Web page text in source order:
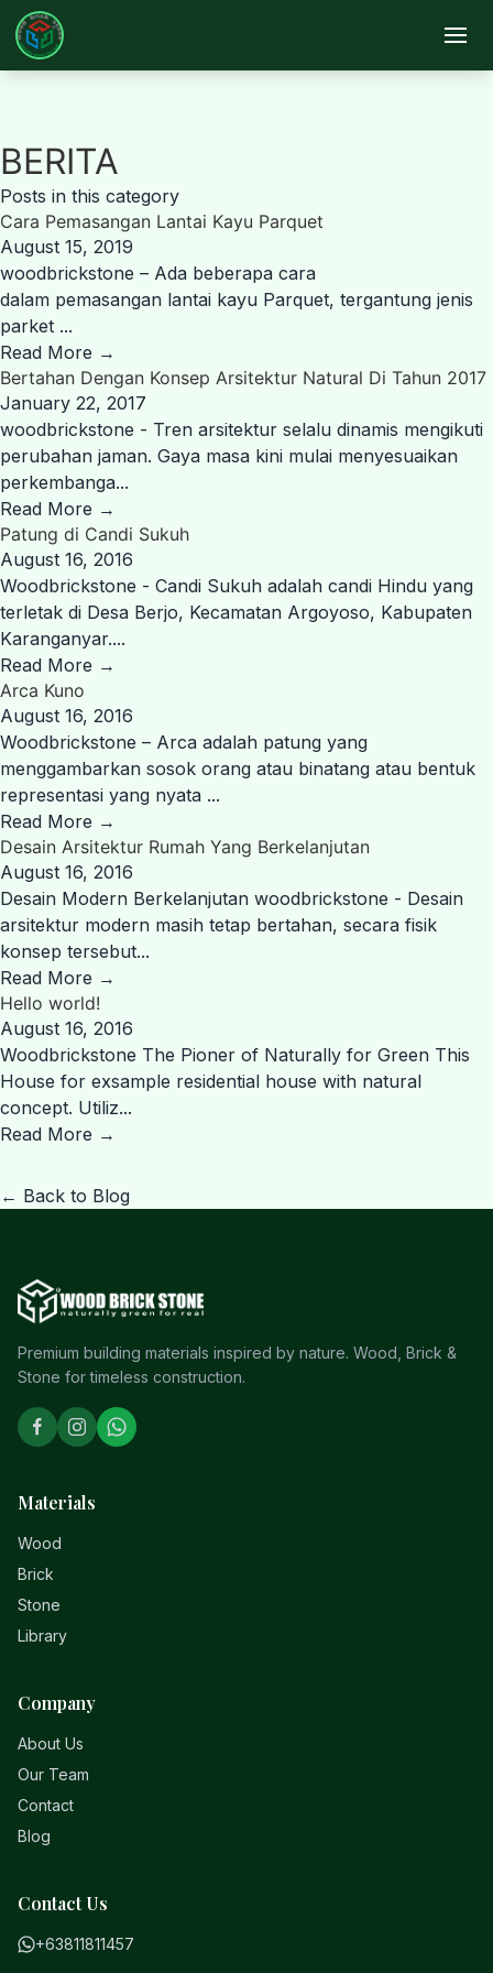
Skip to main content
BERITA
Posts in this category
Cara Pemasangan Lantai Kayu Parquet
August 15, 2019
woodbrickstone – Ada beberapa cara
dalam pemasangan lantai kayu Parquet, tergantung jenis
parket ...
Read More →
Bertahan Dengan Konsep Arsitektur Natural Di Tahun 2017
January 22, 2017
woodbrickstone - Tren arsitektur selalu dinamis mengikuti
perubahan jaman. Gaya masa kini mulai menyesuaikan
perkembanga...
Read More →
Patung di Candi Sukuh
August 16, 2016
Woodbrickstone - Candi Sukuh adalah candi Hindu yang
terletak di Desa Berjo, Kecamatan Argoyoso, Kabupaten
Karanganyar....
Read More →
Arca Kuno
August 16, 2016
Woodbrickstone – Arca adalah patung yang
menggambarkan sosok orang atau binatang atau bentuk
representasi yang nyata ...
Read More →
Desain Arsitektur Rumah Yang Berkelanjutan
August 16, 2016
Desain Modern Berkelanjutan woodbrickstone - Desain
arsitektur modern masih tetap bertahan, secara fisik
konsep tersebut...
Read More →
Hello world!
August 16, 2016
Woodbrickstone The Pioner of Naturally for Green This
House for exsample residential house with natural
concept. Utiliz...
Read More →
← Back to Blog
Premium building materials inspired by nature. Wood, Brick &
Stone for timeless construction.
Materials
Wood
Brick
Stone
Library
Company
About Us
Our Team
Contact
Blog
Contact Us
+63811811457